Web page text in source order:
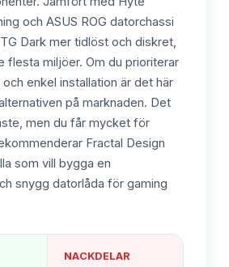
och ASUS ROG datorchassi
Dark mer tidlöst och diskret,
flesta miljöer. Om du prioriterar
enkel installation är det här
på marknaden. Det
men du får mycket för
Fractal Design
som vill bygga en
snygg datorlåda för gaming
NACKDELAR